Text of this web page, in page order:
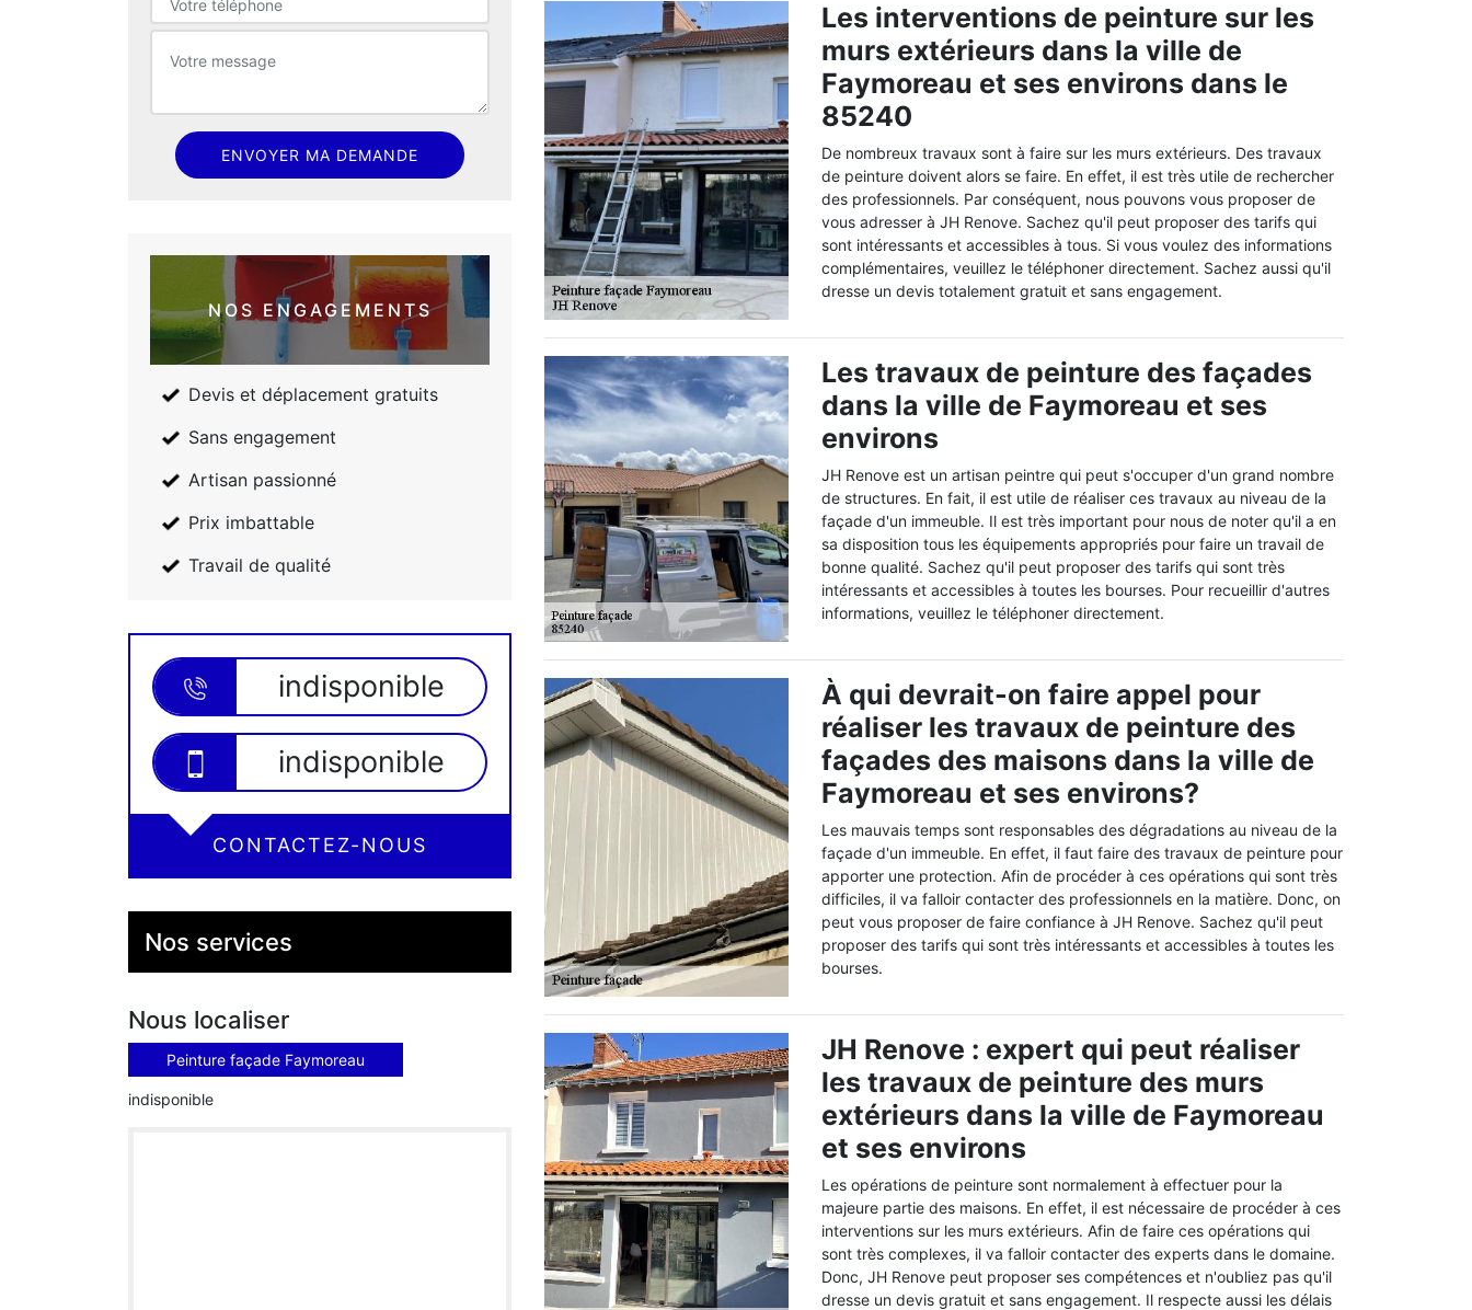
NOS ENGAGEMENTS
Devis et déplacement gratuits
Sans engagement
Artisan passionné
Prix imbattable
Travail de qualité
indisponible
indisponible
CONTACTEZ-NOUS
Nos services
Nous localiser
Peinture façade Faymoreau
indisponible
Les interventions de peinture sur les
murs extérieurs dans la ville de
Faymoreau et ses environs dans le
85240
De nombreux travaux sont à faire sur les murs extérieurs. Des travaux
de peinture doivent alors se faire. En effet, il est très utile de rechercher
des professionnels. Par conséquent, nous pouvons vous proposer de
vous adresser à JH Renove. Sachez qu'il peut proposer des tarifs qui
sont intéressants et accessibles à tous. Si vous voulez des informations
complémentaires, veuillez le téléphoner directement. Sachez aussi qu'il
dresse un devis totalement gratuit et sans engagement.
Les travaux de peinture des façades
dans la ville de Faymoreau et ses
environs
JH Renove est un artisan peintre qui peut s'occuper d'un grand nombre
de structures. En fait, il est utile de réaliser ces travaux au niveau de la
façade d'un immeuble. Il est très important pour nous de noter qu'il a en
sa disposition tous les équipements appropriés pour faire un travail de
bonne qualité. Sachez qu'il peut proposer des tarifs qui sont très
intéressants et accessibles à toutes les bourses. Pour recueillir d'autres
informations, veuillez le téléphoner directement.
À qui devrait-on faire appel pour
réaliser les travaux de peinture des
façades des maisons dans la ville de
Faymoreau et ses environs?
Les mauvais temps sont responsables des dégradations au niveau de la
façade d'un immeuble. En effet, il faut faire des travaux de peinture pour
apporter une protection. Afin de procéder à ces opérations qui sont très
difficiles, il va falloir contacter des professionnels en la matière. Donc, on
peut vous proposer de faire confiance à JH Renove. Sachez qu'il peut
proposer des tarifs qui sont très intéressants et accessibles à toutes les
bourses.
JH Renove : expert qui peut réaliser
les travaux de peinture des murs
extérieurs dans la ville de Faymoreau
et ses environs
Les opérations de peinture sont normalement à effectuer pour la
majeure partie des maisons. En effet, il est nécessaire de procéder à ces
interventions sur les murs extérieurs. Afin de faire ces opérations qui
sont très complexes, il va falloir contacter des experts dans le domaine.
Donc, JH Renove peut proposer ses compétences et n'oubliez pas qu'il
dresse un devis gratuit et sans engagement. Il respecte aussi les délais